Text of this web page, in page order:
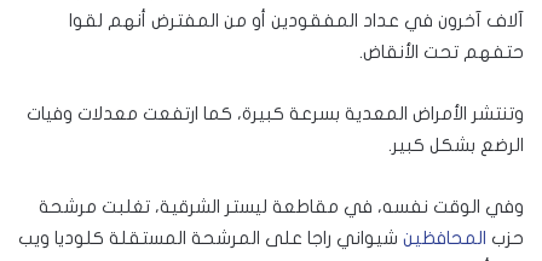
آلاف آخرون في عداد المفقودين أو من المفترض أنهم لقوا
حتفهم تحت الأنقاض.
وتنتشر الأمراض المعدية بسرعة كبيرة، كما ارتفعت معدلات وفيات
الرضع بشكل كبير.
وفي الوقت نفسه، في مقاطعة ليستر الشرقية، تغلبت مرشحة
حزب
المحافظين شيواني راجا على المرشحة المستقلة كلوديا ويب